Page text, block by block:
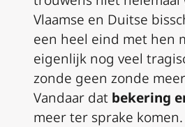
Vlaamse en Duitse
een heel eind met hen
eigenlijk nog veel
zonde geen zonde
Vandaar dat bekering
meer ter sprake komen.